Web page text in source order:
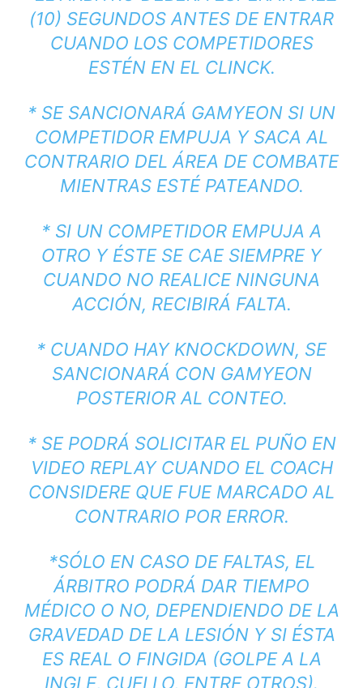
(10) SEGUNDOS ANTES DE ENTRAR
CUANDO LOS COMPETIDORES
ESTÉN EN EL CLINCK.
* SE SANCIONARÁ GAMYEON SI UN
COMPETIDOR EMPUJA Y SACA AL
CONTRARIO DEL ÁREA DE COMBATE
MIENTRAS ESTÉ PATEANDO.
* SI UN COMPETIDOR EMPUJA A
OTRO Y ÉSTE SE CAE SIEMPRE Y
CUANDO NO REALICE NINGUNA
ACCIÓN, RECIBIRÁ FALTA.
* CUANDO HAY KNOCKDOWN, SE
SANCIONARÁ CON GAMYEON
POSTERIOR AL CONTEO.
* SE PODRÁ SOLICITAR EL PUÑO EN
VIDEO REPLAY CUANDO EL COACH
CONSIDERE QUE FUE MARCADO AL
CONTRARIO POR ERROR.
*SÓLO EN CASO DE FALTAS, EL
ÁRBITRO PODRÁ DAR TIEMPO
MÉDICO O NO, DEPENDIENDO DE LA
GRAVEDAD DE LA LESIÓN Y SI ÉSTA
ES REAL O FINGIDA (GOLPE A LA
INGLE, CUELLO, ENTRE OTROS).